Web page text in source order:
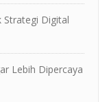
Digital
Lebih Dipercaya